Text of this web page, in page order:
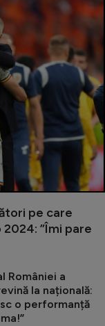
pe care
”Îmi pare
României a
la națională:
o performanță